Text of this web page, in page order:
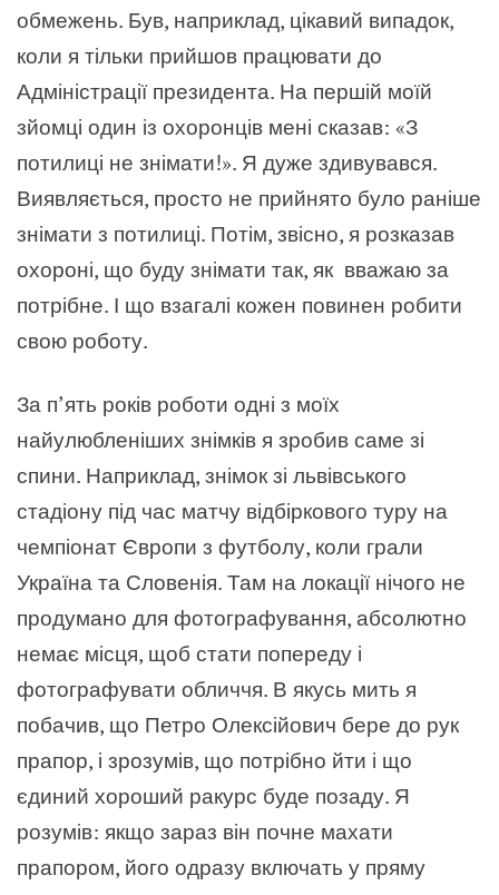
обмежень. Був, наприклад, цікавий випадок,
коли я тільки прийшов працювати до
Адміністрації президента. На першій моїй
зйомці один із охоронців мені сказав: «З
потилиці не знімати!». Я дуже здивувався.
Виявляється, просто не прийнято було раніше
знімати з потилиці. Потім, звісно, я розказав
охороні, що буду знімати так, як вважаю за
потрібне. І що взагалі кожен повинен робити
свою роботу.
За п’ять років роботи одні з моїх
найулюбленіших знімків я зробив саме зі
спини. Наприклад, знімок зі львівського
стадіону під час матчу відбіркового туру на
чемпіонат Європи з футболу, коли грали
Україна та Словенія. Там на локації нічого не
продумано для фотографування, абсолютно
немає місця, щоб стати попереду і
фотографувати обличчя. В якусь мить я
побачив, що Петро Олексійович бере до рук
прапор, і зрозумів, що потрібно йти і що
єдиний хороший ракурс буде позаду. Я
розумів: якщо зараз він почне махати
прапором, його одразу включать у пряму